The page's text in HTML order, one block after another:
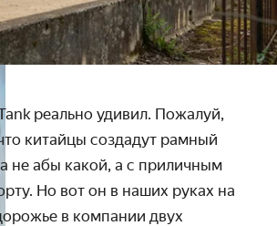
реально удивил. Пожалуй,
китайцы создадут рамный
не абы какой, а с приличным
Но вот он в наших руках на
в компании двух